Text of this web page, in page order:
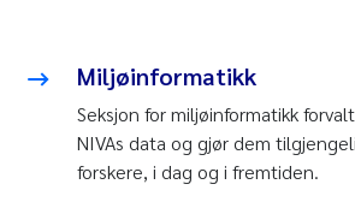
Miljøinformatikk
Seksjon for miljøinformatikk
NIVAs data og gjør dem
forskere, i dag og i fremtiden.